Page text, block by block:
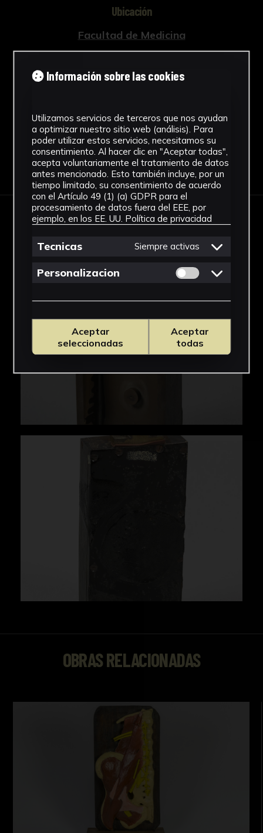
Ubicación
Facultad de Medicina
7,5 x 8,5 x 4 cm.
Descargar Ficha
IMÁGENES
OBRAS RELACIONADAS
Información sobre las cookies
Utilizamos servicios de terceros que nos ayudan
a optimizar nuestro sitio web (análisis). Para
poder utilizar estos servicios, necesitamos su
consentimiento. Al hacer clic en "Aceptar todas",
acepta voluntariamente el tratamiento de datos
antes mencionado. Esto también incluye, por un
tiempo limitado, su consentimiento de acuerdo
con el Artículo 49 (1) (a) GDPR para el
procesamiento de datos fuera del EEE, por
ejemplo, en los EE. UU. Política de privacidad
Tecnicas Siempre activas
Personalizacion Permitir cookies
Aceptar
seleccionadas
Aceptar
todas